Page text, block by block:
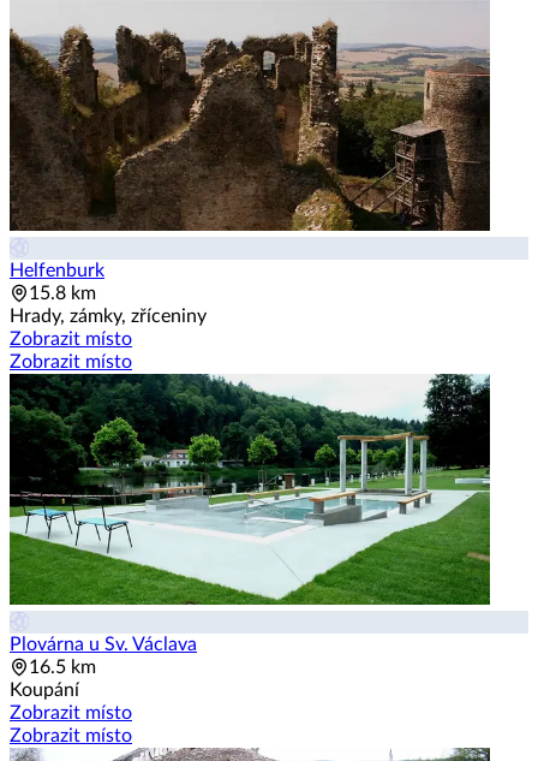
Helfenburk
15.8 km
Hrady, zámky, zříceniny
Zobrazit místo
Zobrazit místo
Plovárna u Sv. Václava
16.5 km
Koupání
Zobrazit místo
Zobrazit místo